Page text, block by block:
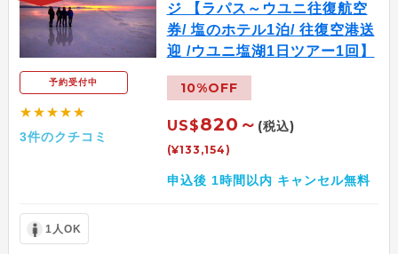
予約受付中
★★★★★
3件のクチコミ
ジ 【ラパス～ウユニ往復航空
券/ 塩のホテル1泊/ 往復空港送
迎 /ウユニ塩湖1日ツアー1回】
10%OFF
US$820～ (税込)
(¥133,154)
申込後 1時間以内 キャンセル無料
1人OK